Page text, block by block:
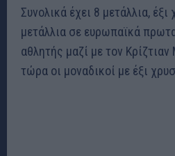
Συνολικά έχει 8 μετάλλια,
μετάλλια σε ευρωπαϊκά
αθλητής μαζί με τον Κρίζτιαν
τώρα οι μοναδικοί με έξι